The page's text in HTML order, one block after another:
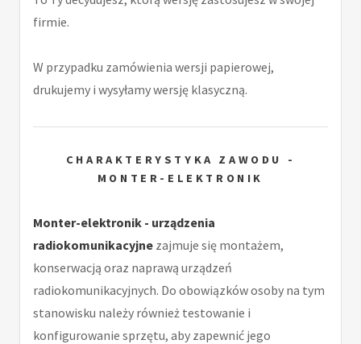
firmie.
W przypadku zamówienia wersji papierowej,
drukujemy i wysyłamy wersję klasyczną.
CHARAKTERYSTYKA ZAWODU -
MONTER-ELEKTRONIK
Monter-elektronik - urządzenia
radiokomunikacyjne zajmuje się montażem,
konserwacją oraz naprawą urządzeń
radiokomunikacyjnych. Do obowiązków osoby na tym
stanowisku należy również testowanie i
konfigurowanie sprzętu, aby zapewnić jego